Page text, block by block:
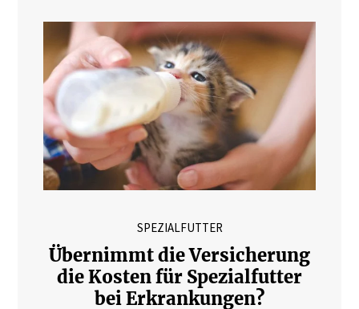
SPEZIALFUTTER
Übernimmt die Versicherung
die Kosten für Spezialfutter
bei Erkrankungen?